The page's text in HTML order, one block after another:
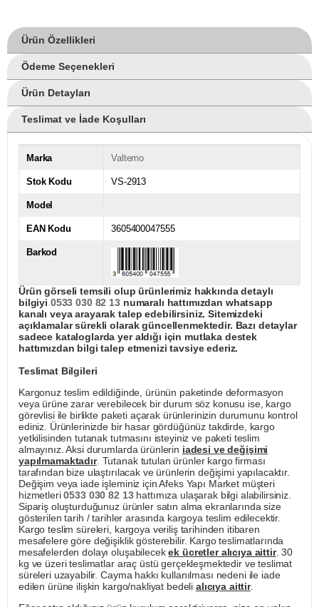
Ürün Özellikleri
Ödeme Seçenekleri
Ürün Detayları
Teslimat ve İade Koşulları
Marka Valtemo
Stok Kodu VS-2913
Model
EAN Kodu 3605400047555
Barkod
Ürün görseli temsili olup ürünlerimiz hakkında detaylı
bilgiyi 0533 030 82 13numaralı hattımızdan whatsapp
kanalı veya arayarak talep edebilirsiniz. Sitemizdeki
açıklamalar sürekli olarak güncellenmektedir. Bazı detaylar
sadece kataloglarda yer aldığı için mutlaka destek
hattımızdan bilgi talep etmenizi tavsiye ederiz.
Teslimat Bilgileri
Kargonuz teslim edildiğinde, ürünün paketinde deformasyon
veya ürüne zarar verebilecek bir durum söz konusu ise, kargo
görevlisi ile birlikte paketi açarak ürünlerinizin durumunu kontrol
ediniz. Ürünlerinizde bir hasar gördüğünüz takdirde, kargo
yetkilisinden tutanak tutmasını isteyiniz ve paketi teslim
almayınız. Aksi durumlarda ürünlerin iadesi ve değişimi
yapılmamaktadır. Tutanak tutulan ürünler kargo firması
tarafından bize ulaştırılacak ve ürünlerin değişimi yapılacaktır.
Değişim veya iade işleminiz için Afeks Yapı Market müşteri
hizmetleri0533 030 82 13hattımıza ulaşarak bilgi alabilirsiniz.
Sipariş oluşturduğunuz ürünler satın alma ekranlarında size
gösterilen tarih / tarihler arasında kargoya teslim edilecektir.
Kargo teslim süreleri, kargoya veriliş tarihinden itibaren
mesafelere göre değişiklik gösterebilir. Kargo teslimatlarında
mesafelerden dolayı oluşabilecekek ücretler alıcıya aittir. 30
kg ve üzeri teslimatlar araç üstü gerçekleşmektedir ve teslimat
süreleri uzayabilir. Cayma hakkı kullanılması nedeni ile iade
edilen ürüne ilişkin kargo/nakliyat bedeli alıcıya aittir.